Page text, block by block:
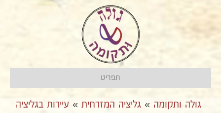
תפריט
גולה ותקומה » גליציה המזרחית » עיירות בגליציה